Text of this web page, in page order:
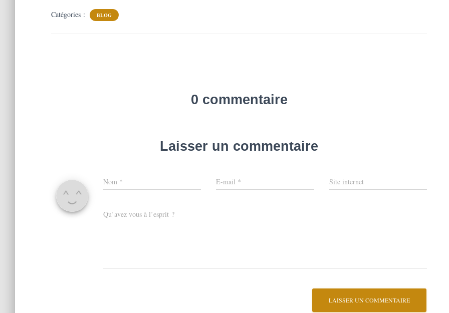
Catégories : BLOG
0 commentaire
Laisser un commentaire
Nom * E-mail * Site internet
Qu’avez vous à l’esprit ?